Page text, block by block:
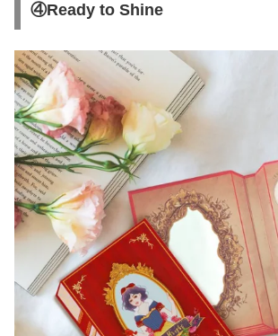
④Ready to Shine